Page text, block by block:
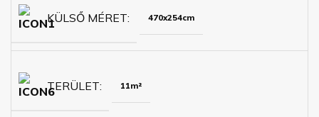
KÜLSŐ MÉRET 470x254cm
TERÜLET 11m²